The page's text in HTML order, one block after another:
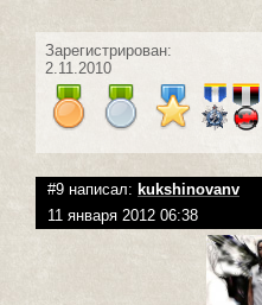
Зарегистрирован:
2.11.2010
#9 написал: kukshinovanv
11 января 2012 06:38